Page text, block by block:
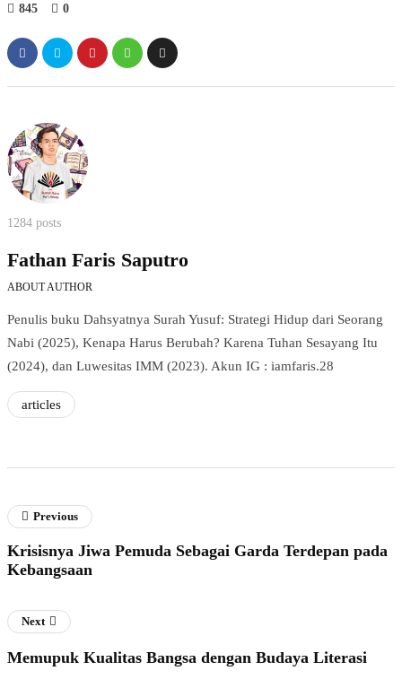
845 0
1284 posts
Fathan Faris Saputro
ABOUT AUTHOR
Penulis buku Dahsyatnya Surah Yusuf: Strategi Hidup dari Seorang
Nabi (2025), Kenapa Harus Berubah? Karena Tuhan Sesayang Itu
(2024), dan Luwesitas IMM (2023). Akun IG : iamfaris.28
articles
Previous
Krisisnya Jiwa Pemuda Sebagai Garda Terdepan pada
Kebangsaan
Next
Memupuk Kualitas Bangsa dengan Budaya Literasi